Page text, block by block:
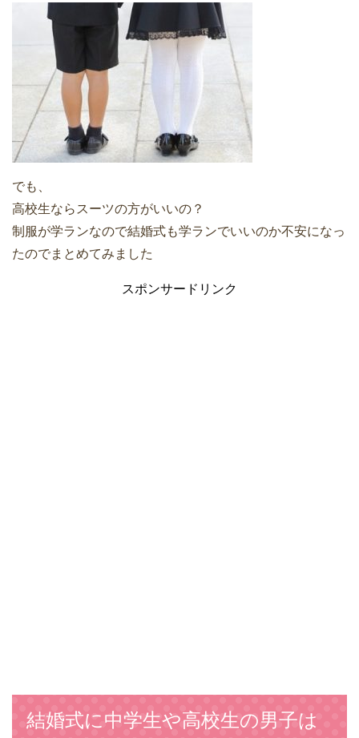
でも、
高校生ならスーツの方がいいの？
制服が学ランなので結婚式も学ランでいいのか不安になっ
たのでまとめてみました
スポンサードリンク
結婚式に中学生や高校生の男子は